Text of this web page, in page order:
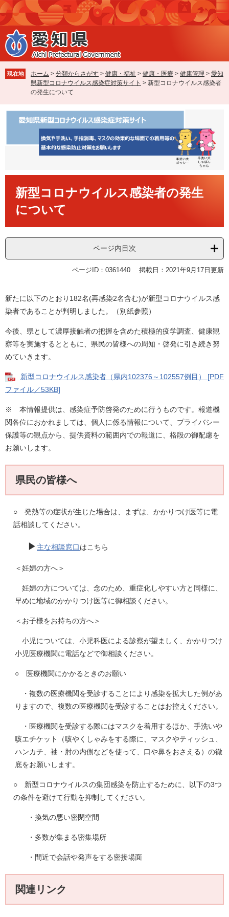
ペ
ー
ジ
の
先
で
す
メ
ニ
ュ
ー
を
ば
し
文
現在地 ホーム > 分類からさがす > 健康・福祉 > 健康・医療 > 健康管理 > 愛知
県新型コロナウイルス感染症対策サイト > 新型コロナウイルス感染者
の発生について
新型コロナウイルス感染者の発生
について
ページ内目次
ページID：0361440 掲載日：2021年9月17日更新
新たに以下のとおり182名(再感染2名含む)が新型コロナウイルス感
染者であることが判明しました。（別紙参照）
今後、県として濃厚接触者の把握を含めた積極的疫学調査、健康観
察等を実施するとともに、県民の皆様への周知・啓発に引き続き努
めていきます。
新型コロナウイルス感染者（県内102376～102557例目） [PDF
ファイル／53KB]
※ 本情報提供は、感染症予防啓発のために行うものです。報道機
関各位におかれましては、個人に係る情報について、プライバシー
保護等の観点から、提供資料の範囲内での報道に、格段の御配慮を
お願いします。
県民の皆様へ
○ 発熱等の症状が生じた場合は、まずは、かかりつけ医等に電
話相談してください。
▶ 主な相談窓口はこちら
＜妊婦の方へ＞
妊婦の方については、念のため、重症化しやすい方と同様に、
早めに地域のかかりつけ医等に御相談ください。
＜お子様をお持ちの方へ＞
小児については、小児科医による診察が望ましく、かかりつけ
小児医療機関に電話などで御相談ください。
○ 医療機関にかかるときのお願い
・複数の医療機関を受診することにより感染を拡大した例があ
りますので、複数の医療機関を受診することはお控えください。
・医療機関を受診する際にはマスクを着用するほか、手洗いや
咳エチケット（咳やくしゃみをする際に、マスクやティッシュ、
ハンカチ、袖・肘の内側などを使って、口や鼻をおさえる）の徹
底をお願いします。
○ 新型コロナウイルスの集団感染を防止するために、以下の3つ
の条件を避けて行動を抑制してください。
・換気の悪い密閉空間
・多数が集まる密集場所
・間近で会話や発声をする密接場面
関連リンク